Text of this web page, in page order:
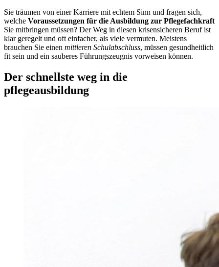
Sie träumen von einer Karriere mit echtem Sinn und fragen sich,
welche Voraussetzungen für die Ausbildung zur Pflegefachkraft
Sie mitbringen müssen? Der Weg in diesen krisensicheren Beruf ist
klar geregelt und oft einfacher, als viele vermuten. Meistens
brauchen Sie einen mittleren Schulabschluss, müssen gesundheitlich
fit sein und ein sauberes Führungszeugnis vorweisen können.
Der schnellste weg in die
pflegeausbildung